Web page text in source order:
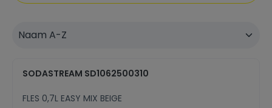
SODASTREAM SD1062500310
FLES 0,7L EASY MIX BEIGE